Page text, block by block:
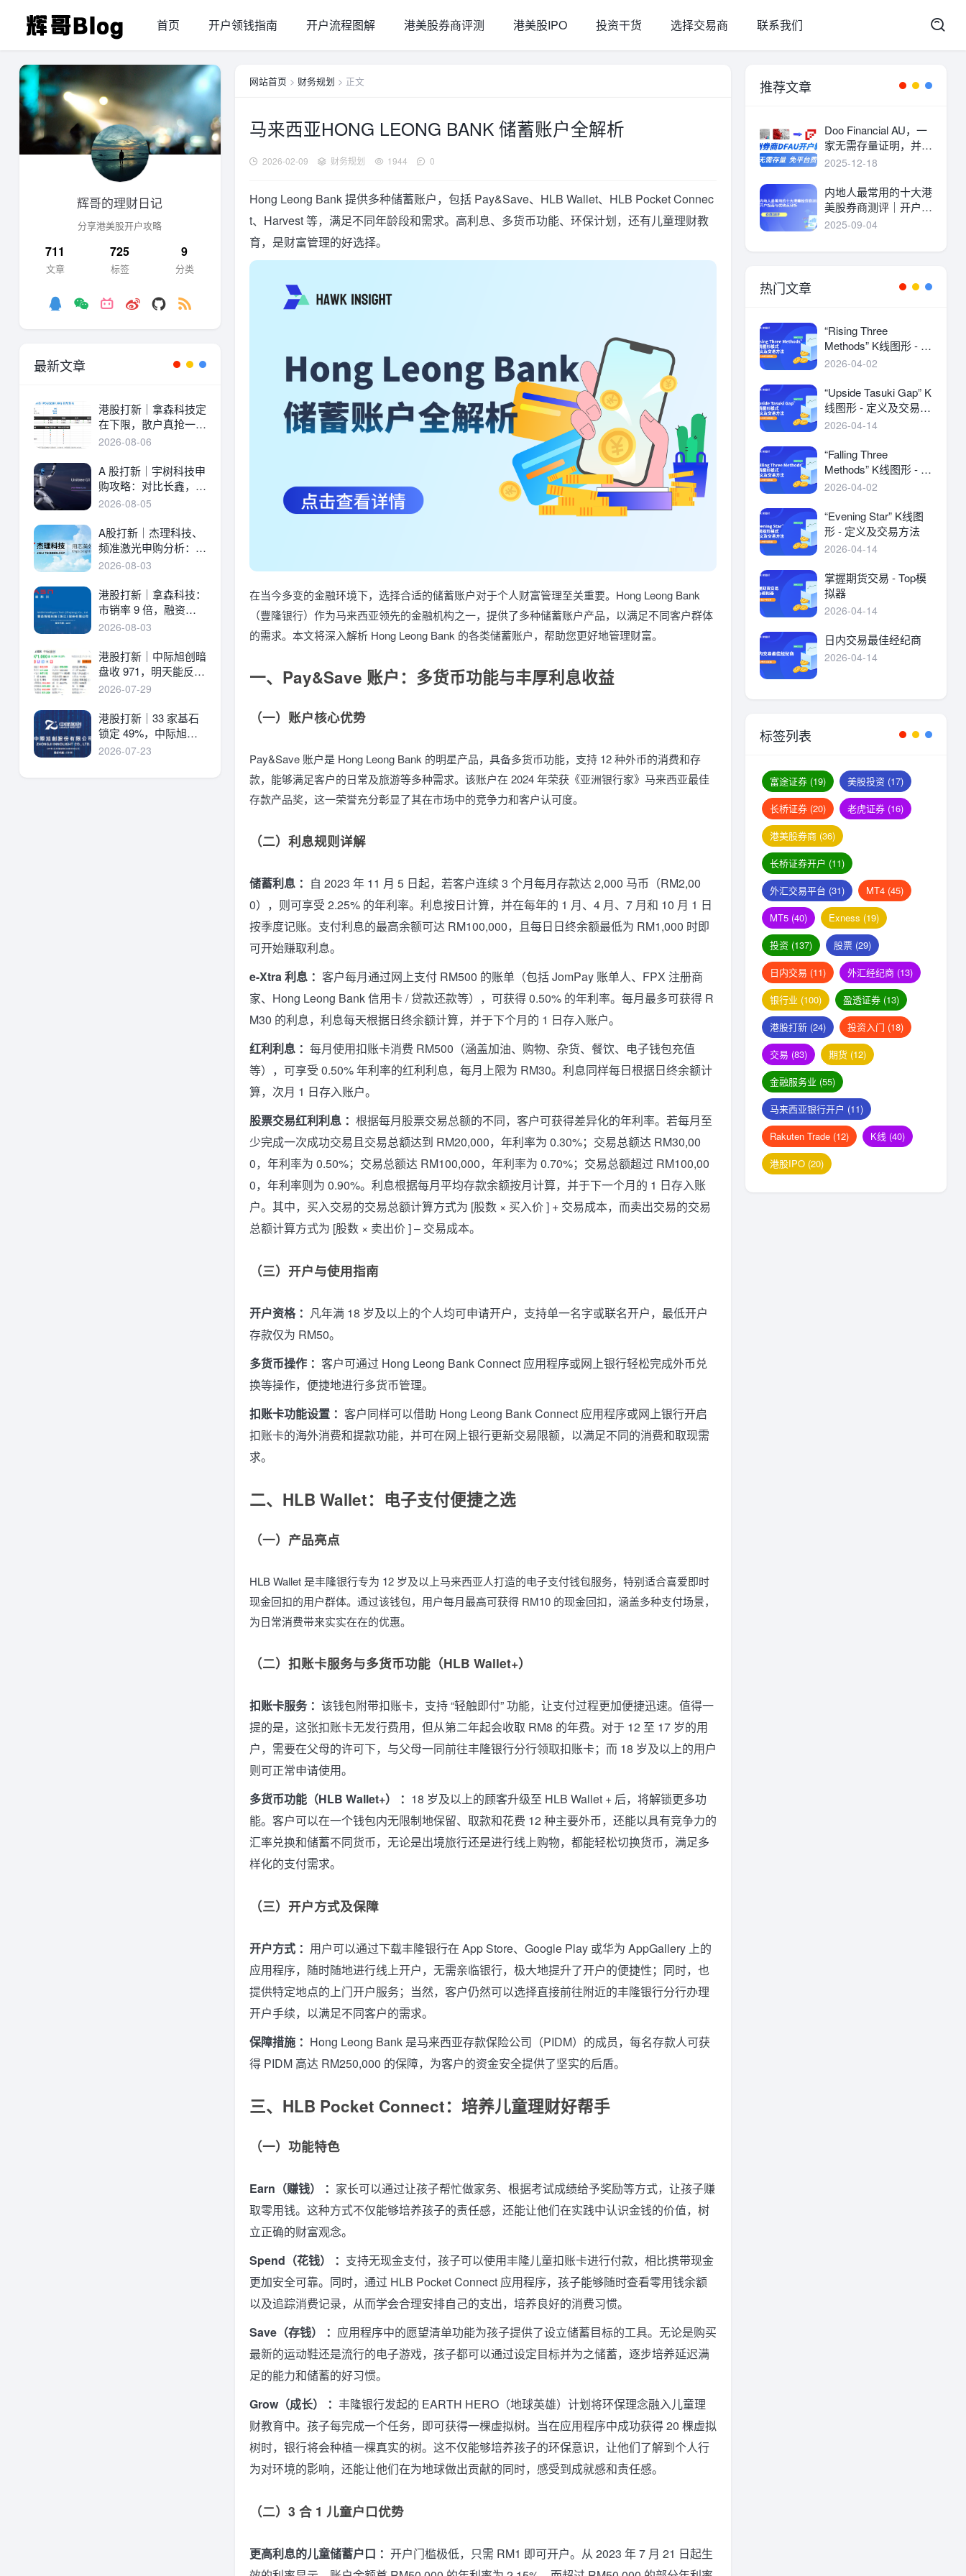
首页 开户领钱指南 开户流程图解 港美股券商评测 港美股IPO 投资干货 选择交易商 联系我们
网站首页 > 财务规划 > 正文
马来西亚HONG LEONG BANK 储蓄账户全解析
2026-02-09 财务规划 1944 0
Hong Leong Bank 提供多种储蓄账户，包括 Pay&Save、HLB Wallet、HLB Pocket Connec
t、Harvest 等，满足不同年龄段和需求。高利息、多货币功能、环保计划，还有儿童理财教
育，是财富管理的好选择。
在当今多变的金融环境下，选择合适的储蓄账户对于个人财富管理至关重要。Hong Leong Bank
（豐隆银行）作为马来西亚领先的金融机构之一，提供了多种储蓄账户产品，以满足不同客户群体
的需求。本文将深入解析 Hong Leong Bank 的各类储蓄账户，帮助您更好地管理财富。
一、Pay&Save 账户：多货币功能与丰厚利息收益
（一）账户核心优势
Pay&Save 账户是 Hong Leong Bank 的明星产品，具备多货币功能，支持 12 种外币的消费和存
款，能够满足客户的日常及旅游等多种需求。该账户在 2024 年荣获《亚洲银行家》马来西亚最佳
存款产品奖，这一荣誉充分彰显了其在市场中的竞争力和客户认可度。
（二）利息规则详解
储蓄利息 ： 自 2023 年 11 月 5 日起，若客户连续 3 个月每月存款达 2,000 马币（RM2,00
0），则可享受 2.25% 的年利率。利息按日计算，并在每年的 1 月、4 月、7 月和 10 月 1 日
按季度记账。支付利息的最高余额可达 RM100,000，且每日日终余额最低为 RM1,000 时即
可开始赚取利息。
e-Xtra 利息 ： 客户每月通过网上支付 RM500 的账单（包括 JomPay 账单人、FPX 注册商
家、Hong Leong Bank 信用卡 / 贷款还款等），可获得 0.50% 的年利率。每月最多可获得 R
M30 的利息，利息每天根据日终余额计算，并于下个月的 1 日存入账户。
红利利息 ： 每月使用扣账卡消费 RM500（涵盖加油、购物、杂货、餐饮、电子钱包充值
等），可享受 0.50% 年利率的红利利息，每月上限为 RM30。利息同样每日根据日终余额计
算，次月 1 日存入账户。
股票交易红利利息 ： 根据每月股票交易总额的不同，客户可获得差异化的年利率。若每月至
少完成一次成功交易且交易总额达到 RM20,000，年利率为 0.30%；交易总额达 RM30,00
0，年利率为 0.50%；交易总额达 RM100,000，年利率为 0.70%；交易总额超过 RM100,00
0，年利率则为 0.90%。利息根据每月平均存款余额按月计算，并于下一个月的 1 日存入账
户。其中，买入交易的交易总额计算方式为 [股数 × 买入价 ] + 交易成本，而卖出交易的交易
总额计算方式为 [股数 × 卖出价 ] – 交易成本。
（三）开户与使用指南
开户资格 ： 凡年满 18 岁及以上的个人均可申请开户，支持单一名字或联名开户，最低开户
存款仅为 RM50。
多货币操作 ： 客户可通过 Hong Leong Bank Connect 应用程序或网上银行轻松完成外币兑
换等操作，便捷地进行多货币管理。
扣账卡功能设置 ： 客户同样可以借助 Hong Leong Bank Connect 应用程序或网上银行开启
扣账卡的海外消费和提款功能，并可在网上银行更新交易限额，以满足不同的消费和取现需
求。
二、HLB Wallet：电子支付便捷之选
（一）产品亮点
HLB Wallet 是丰隆银行专为 12 岁及以上马来西亚人打造的电子支付钱包服务，特别适合喜爱即时
现金回扣的用户群体。通过该钱包，用户每月最高可获得 RM10 的现金回扣，涵盖多种支付场景，
为日常消费带来实实在在的优惠。
（二）扣账卡服务与多货币功能（HLB Wallet+）
扣账卡服务 ： 该钱包附带扣账卡，支持 “轻触即付” 功能，让支付过程更加便捷迅速。值得一
提的是，这张扣账卡无发行费用，但从第二年起会收取 RM8 的年费。对于 12 至 17 岁的用
户，需要在父母的许可下，与父母一同前往丰隆银行分行领取扣账卡；而 18 岁及以上的用户
则可正常申请使用。
多货币功能（HLB Wallet+） ： 18 岁及以上的顾客升级至 HLB Wallet + 后，将解锁更多功
能。客户可以在一个钱包内无限制地保留、取款和花费 12 种主要外币，还能以具有竞争力的
汇率兑换和储蓄不同货币，无论是出境旅行还是进行线上购物，都能轻松切换货币，满足多
样化的支付需求。
（三）开户方式及保障
开户方式 ： 用户可以通过下载丰隆银行在 App Store、Google Play 或华为 AppGallery 上的
应用程序，随时随地进行线上开户，无需亲临银行，极大地提升了开户的便捷性；同时，也
提供特定地点的上门开户服务；当然，客户仍然可以选择直接前往附近的丰隆银行分行办理
开户手续，以满足不同客户的需求。
保障措施 ： Hong Leong Bank 是马来西亚存款保险公司（PIDM）的成员，每名存款人可获
得 PIDM 高达 RM250,000 的保障，为客户的资金安全提供了坚实的后盾。
三、HLB Pocket Connect：培养儿童理财好帮手
（一）功能特色
Earn（赚钱） ： 家长可以通过让孩子帮忙做家务、根据考试成绩给予奖励等方式，让孩子赚
取零用钱。这种方式不仅能够培养孩子的责任感，还能让他们在实践中认识金钱的价值，树
立正确的财富观念。
Spend（花钱） ： 支持无现金支付，孩子可以使用丰隆儿童扣账卡进行付款，相比携带现金
更加安全可靠。同时，通过 HLB Pocket Connect 应用程序，孩子能够随时查看零用钱余额
以及追踪消费记录，从而学会合理安排自己的支出，培养良好的消费习惯。
Save（存钱） ： 应用程序中的愿望清单功能为孩子提供了设立储蓄目标的工具。无论是购买
最新的运动鞋还是流行的电子游戏，孩子都可以通过设定目标并为之储蓄，逐步培养延迟满
足的能力和储蓄的好习惯。
Grow（成长） ： 丰隆银行发起的 EARTH HERO（地球英雄）计划将环保理念融入儿童理
财教育中。孩子每完成一个任务，即可获得一棵虚拟树。当在应用程序中成功获得 20 棵虚拟
树时，银行将会种植一棵真实的树。这不仅能够培养孩子的环保意识，让他们了解到个人行
为对环境的影响，还能让他们在为地球做出贡献的同时，感受到成就感和责任感。
（二）3 合 1 儿童户口优势
更高利息的儿童储蓄户口 ： 开户门槛极低，只需 RM1 即可开户。从 2023 年 7 月 21 日起生
辉哥的理财日记
分享港美股开户攻略
711
文章
725
标签
9
分类
最新文章
港股打新｜拿森科技定
在下限，散户真抢一
手！
2026-08-06
A 股打新｜宇树科技申
购攻略：对比长鑫，一
文讲透中签率与A港差
2026-08-05
A股打新｜杰理科技、
频准激光申购分析：估
值、中签率与资金方案
2026-08-03
港股打新｜拿森科技：
市销率 9 倍，融资溢
价 30%，能打吗？
2026-08-03
港股打新｜中际旭创暗
盘收 971，明天能反弹
吗？
2026-07-29
港股打新｜33 家基石
锁定 49%，中际旭创
详细申购分析！
2026-07-23
推荐文章
Doo Financial AU，一
家无需存量证明，并且
港美股终身免平台费的
2025-12-18
内地人最常用的十大港
美股券商测评｜开户指
南与优缺点分析
2025-09-04
热门文章
“Rising Three
Methods” K线图形 - 定
义及交易方法
2026-04-02
“Upside Tasuki Gap” K
线图形 - 定义及交易方
法
2026-04-14
“Falling Three
Methods” K线图形 - 定
义及交易方法
2026-04-02
“Evening Star” K线图
形 - 定义及交易方法
2026-04-14
掌握期货交易 - Top模
拟器
2026-04-14
日内交易最佳经纪商
2026-04-14
标签列表
富途证券 (19) 美股投资 (17)
长桥证券 (20) 老虎证券 (16)
港美股券商 (36)
长桥证券开户 (11)
外汇交易平台 (31) MT4 (45)
MT5 (40) Exness (19)
投资 (137) 股票 (29)
日内交易 (11) 外汇经纪商 (13)
银行业 (100) 盈透证券 (13)
港股打新 (24) 投资入门 (18)
交易 (83) 期货 (12)
金融服务业 (55)
马来西亚银行开户 (11)
Rakuten Trade (12) K线 (40)
港股IPO (20)